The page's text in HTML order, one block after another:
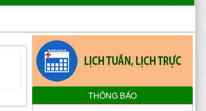
THÔNG BÁO